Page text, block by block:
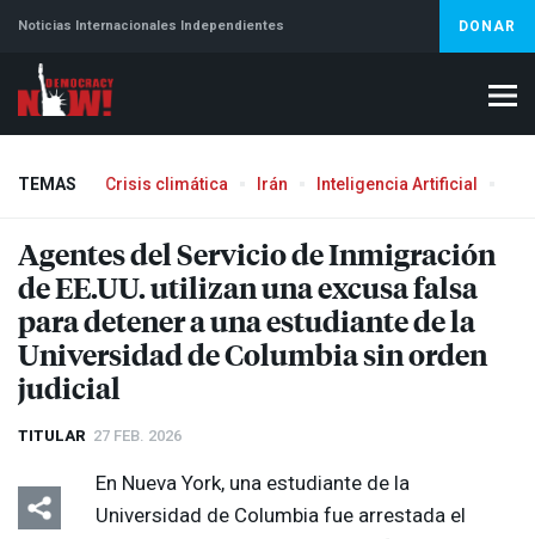
Noticias Internacionales Independientes DONAR
TEMAS Crisis climática Irán Inteligencia Artificial
Agentes del Servicio de Inmigración
de EE.UU. utilizan una excusa falsa
para detener a una estudiante de la
Universidad de Columbia sin orden
judicial
TITULAR 27 FEB. 2026
En Nueva York, una estudiante de la
Universidad de Columbia fue arrestada el